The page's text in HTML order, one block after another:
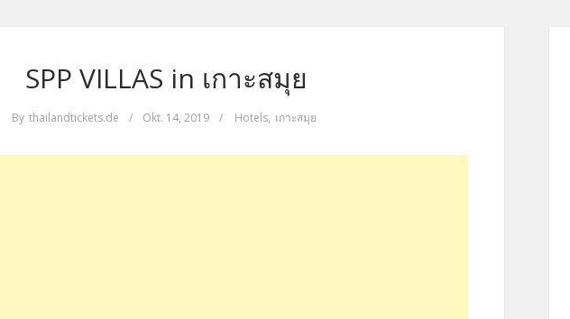
SPP VILLAS in เกาะสมุย
By thailandtickets.de / Okt. 14, 2019 / Hotels, เกาะสมุย